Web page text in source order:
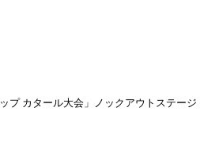
プ カタール大会」ノックアウトステージ